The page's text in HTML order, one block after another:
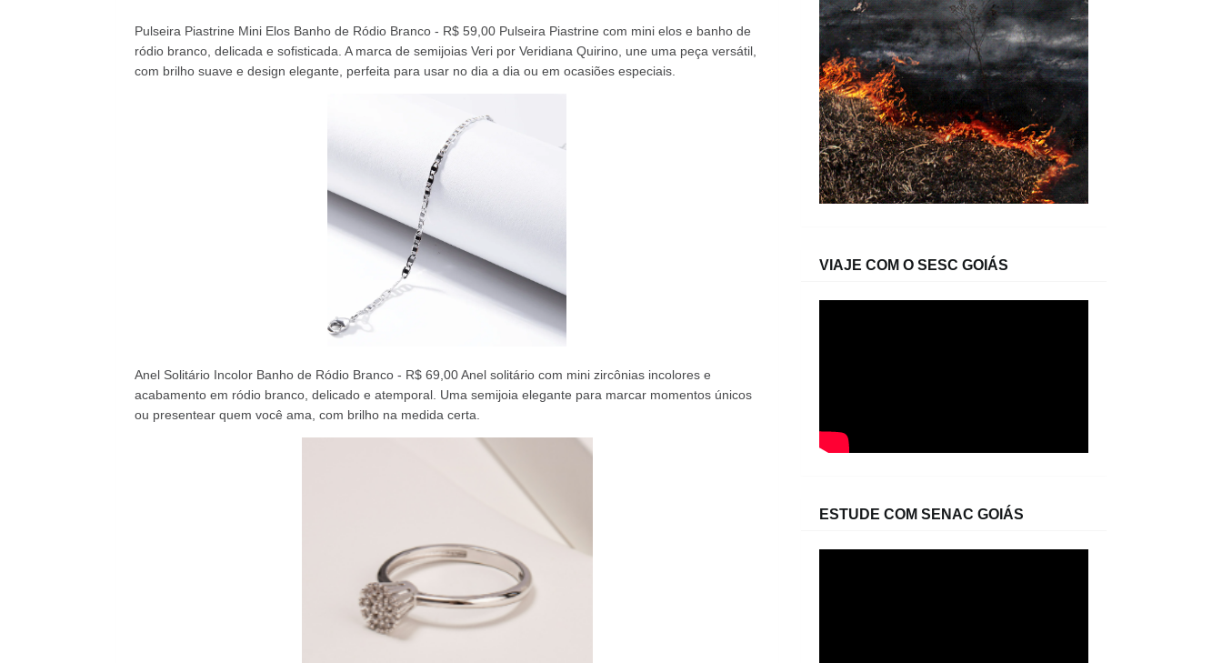
Pulseira Piastrine Mini Elos Banho de Ródio Branco - R$ 59,00 Pulseira Piastrine com mini elos e banho de
ródio branco, delicada e sofisticada. A marca de semijoias Veri por Veridiana Quirino, une uma peça versátil,
com brilho suave e design elegante, perfeita para usar no dia a dia ou em ocasiões especiais.
Anel Solitário Incolor Banho de Ródio Branco - R$ 69,00 Anel solitário com mini zircônias incolores e
acabamento em ródio branco, delicado e atemporal. Uma semijoia elegante para marcar momentos únicos
ou presentear quem você ama, com brilho na medida certa.
VIAJE COM O SESC GOIÁS
ESTUDE COM SENAC GOIÁS